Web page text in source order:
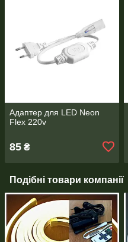
Адаптер для LED Neon
Flex 220v
85 ₴
Подібні товари компанії